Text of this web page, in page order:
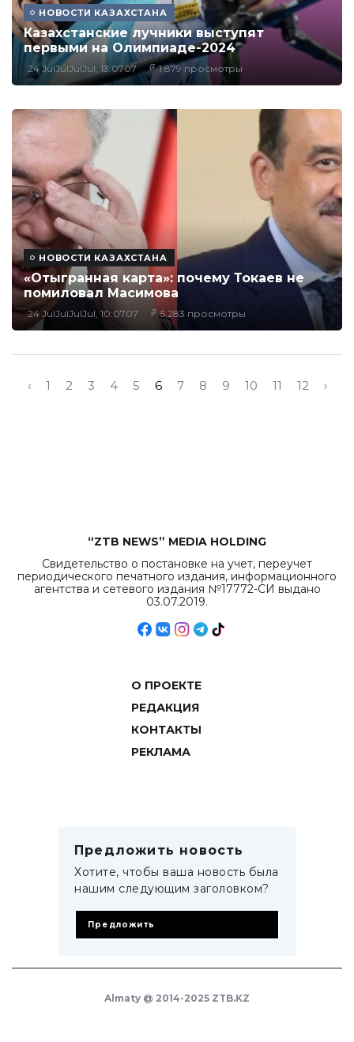
НОВОСТИ КАЗАХСТАНА
Казахстанские лучники выступят
первыми на Олимпиаде-2024
24 JulJulJulJul, 13:0707 1,879 просмотры
НОВОСТИ КАЗАХСТАНА
«Отыгранная карта»: почему Токаев не
помиловал Масимова
24 JulJulJulJul, 10:0707 5,283 просмотры
‹ 1 2 3 4 5 6 7 8 9 10 11 12 ›
“ZTB NEWS” MEDIA HOLDING
Свидетельство о постановке на учет, переучет
периодического печатного издания, информационного
агентства и сетевого издания №17772-СИ выдано
03.07.2019.
О ПРОЕКТЕ
РЕДАКЦИЯ
КОНТАКТЫ
РЕКЛАМА
Предложить новость
Хотите, чтобы ваша новость была
нашим следующим заголовком?
Предложить
Almaty @ 2014-2025 ZTB.KZ